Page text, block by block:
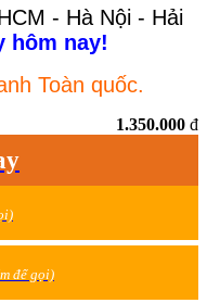
- Hà Nội - Hải
hôm nay!
Toàn quốc.
1.350.000 đ
để gọi)